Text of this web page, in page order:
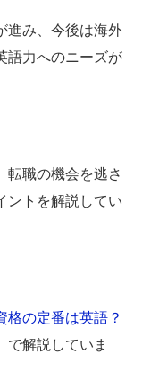
進み、今後は海外
語力へのニーズが
転職の機会を逃さ
ントを解説してい
格の定番は英語？
」で解説していま